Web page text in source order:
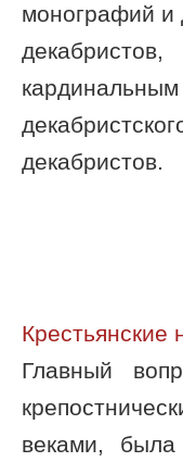
монографий и
декабристов.
Крестьянские
Главный
веками, была